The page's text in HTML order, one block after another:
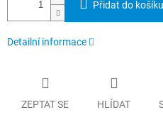
Přidat do košíku
Detailní informace
ZEPTAT SE HLÍDAT